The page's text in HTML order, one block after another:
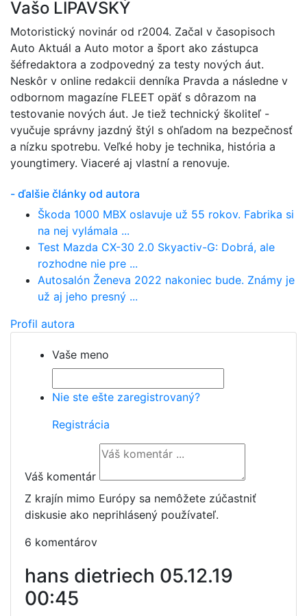
Vašo LIPAVSKÝ
Motoristický novinár od r2004. Začal v časopisoch
Auto Aktuál a Auto motor a šport ako zástupca
šéfredaktora a zodpovedný za testy nových áut.
Neskôr v online redakcii denníka Pravda a následne v
odbornom magazíne FLEET opäť s dôrazom na
testovanie nových áut. Je tiež technický školiteľ -
vyučuje správny jazdný štýl s ohľadom na bezpečnosť
a nízku spotrebu. Veľké hoby je technika, história a
youngtimery. Viaceré aj vlastní a renovuje.
- ďalšie články od autora
Škoda 1000 MBX oslavuje už 55 rokov. Fabrika si
na nej vylámala ...
Test Mazda CX-30 2.0 Skyactiv-G: Dobrá, ale
rozhodne nie pre ...
Autosalón Ženeva 2022 nakoniec bude. Známy je
už aj jeho presný ...
Profil autora
Vaše meno
Nie ste ešte zaregistrovaný?
Registrácia
Váš komentár
Z krajín mimo Európy sa nemôžete zúčastniť
diskusie ako neprihlásený používateľ.
6 komentárov
hans dietriech 05.12.19
00:45